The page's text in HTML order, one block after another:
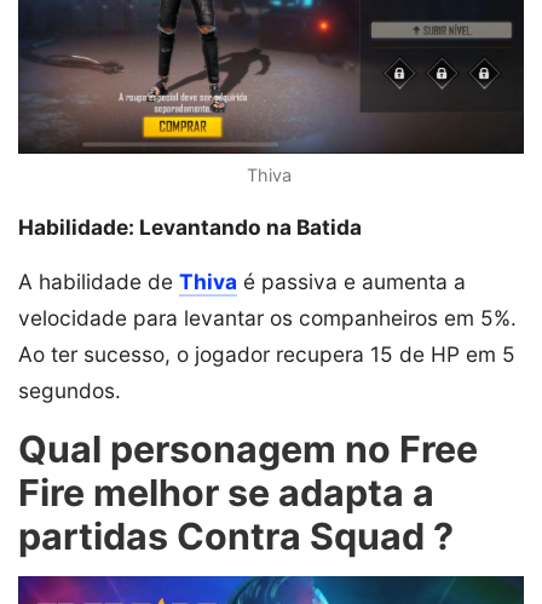
Thiva
Habilidade: Levantando na Batida
A habilidade de Thiva é passiva e aumenta a
velocidade para levantar os companheiros em 5%.
Ao ter sucesso, o jogador recupera 15 de HP em 5
segundos.
Qual personagem no Free
Fire melhor se adapta a
partidas Contra Squad ?